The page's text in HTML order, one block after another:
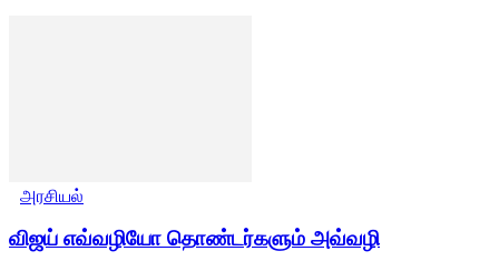
அரசியல்
விஜய் எவ்வழியோ தொண்டர்களும் அவ்வழி